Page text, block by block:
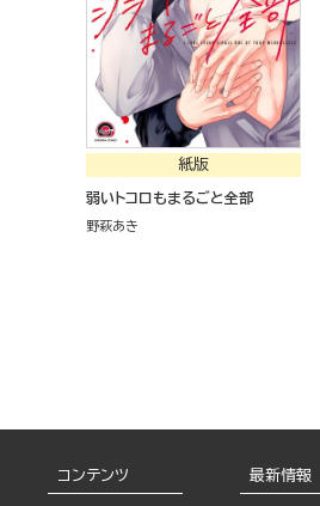
紙版
弱いトコロもまるごと全部
野萩あき
コンテンツ 最新情報